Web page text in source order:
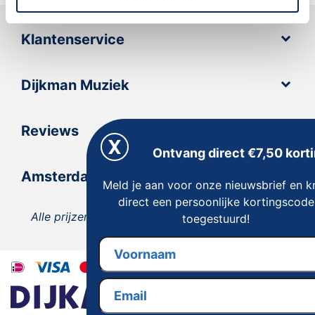
Klantenservice
Dijkman Muziek
Reviews
Amsterdam
Alle prijzen zijn inclusief 21% BTW, tenzij anders
vermeld.
Ontvang direct €7,50
Meld je aan voor onze nieuwsbrief en
direct een persoonlijke kortingscode
toegestuurd!